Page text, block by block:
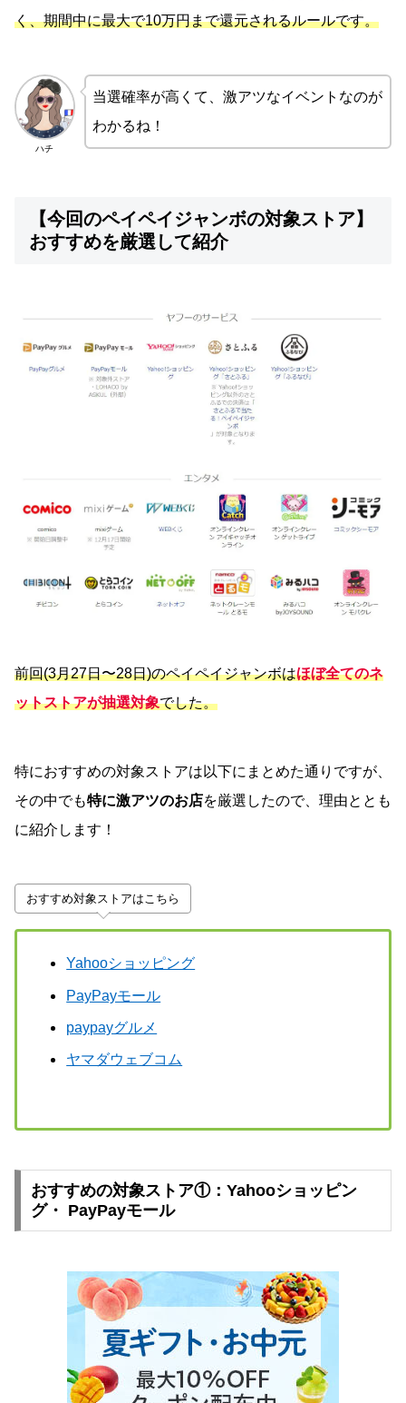
く、期間中に最大で10万円まで還元されるルールです。
ハチ
当選確率が高くて、激アツなイベントなのが
わかるね！
【今回のペイペイジャンボの対象ストア】
おすすめを厳選して紹介
前回(3月27日〜28日)のペイペイジャンボはほぼ全てのネ
ットストアが抽選対象でした。
特におすすめの対象ストアは以下にまとめた通りですが、
その中でも特に激アツのお店を厳選したので、理由ととも
に紹介します！
おすすめ対象ストアはこちら
Yahooショッピング
PayPayモール
paypayグルメ
ヤマダウェブコム
おすすめの対象ストア①：Yahooショッピン
グ・ PayPayモール